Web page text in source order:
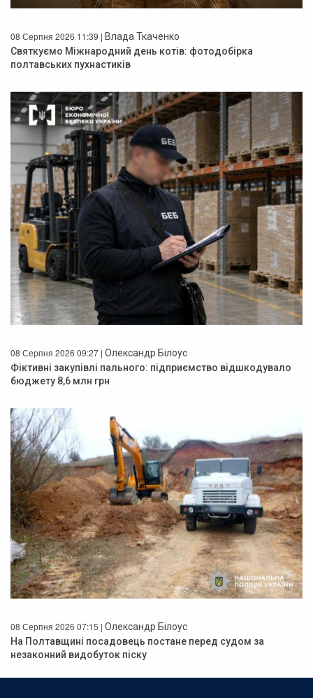
08 Серпня 2026 11:39 | Влада Ткаченко
Святкуємо Міжнародний день котів: фотодобірка
полтавських пухнастиків
08 Серпня 2026 09:27 | Олександр Білоус
Фіктивні закупівлі пального: підприємство відшкодувало
бюджету 8,6 млн грн
08 Серпня 2026 07:15 | Олександр Білоус
На Полтавщині посадовець постане перед судом за
незаконний видобуток піску